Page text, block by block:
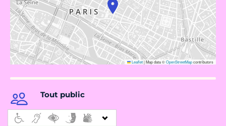
Leaflet|Map data ©OpenStreetMapcontributors
Tout public